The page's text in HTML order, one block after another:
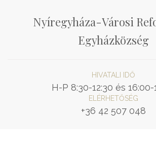
Nyíregyháza-Városi
Egyházközség
HIVATALI IDŐ
H-P 8:30-12:30 és 16:00-
ELÉRHETŐSÉG
+36 42 507 048